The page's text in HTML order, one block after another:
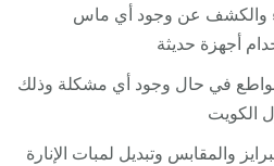
والكشف عن وجود أي ماس
أجهزة حديثة
في حال وجود أي مشكلة وذلك
الكويت
والمقابس وتبديل لمبات الإنارة